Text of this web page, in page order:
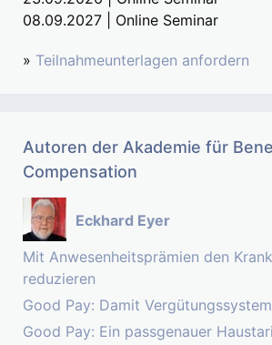
08.09.2027 | Online Seminar
» Teilnahmeunterlagen anfordern
Autoren der Akademie für
Compensation
Eckhard Eyer
Mit Anwesenheitsprämien den
reduzieren
Good Pay: Damit
Good Pay: Ein passgenauer